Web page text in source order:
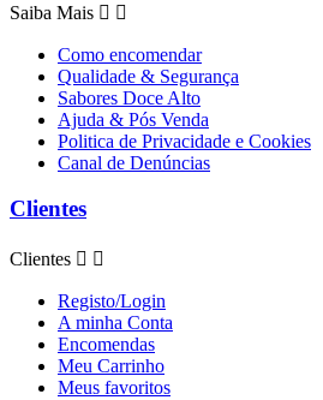
Saiba Mais  
Como encomendar
Qualidade & Segurança
Sabores Doce Alto
Ajuda & Pós Venda
Politica de Privacidade e Cookies
Canal de Denúncias
Clientes
Clientes  
Registo/Login
A minha Conta
Encomendas
Meu Carrinho
Meus favoritos